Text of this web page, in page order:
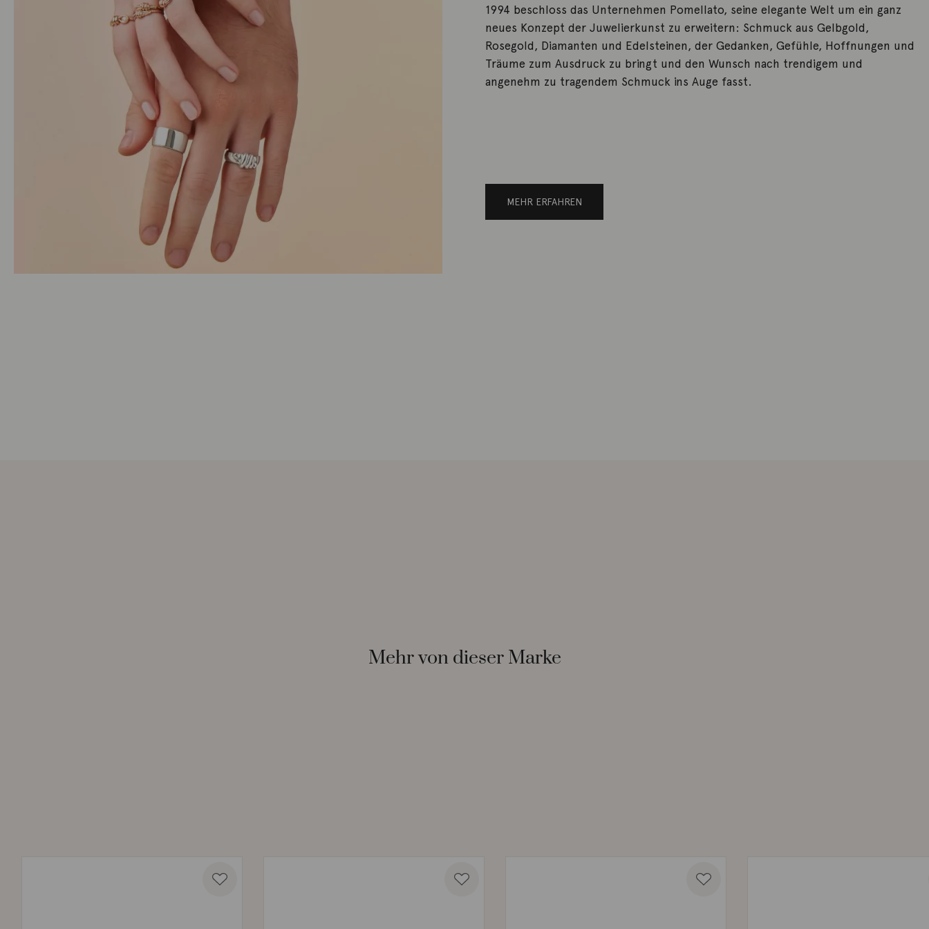
1994 beschloss das Unternehmen Pomellato, seine elegante Welt um ein ganz
neues Konzept der Juwelierkunst zu erweitern: Schmuck aus Gelbgold,
Rosegold, Diamanten und Edelsteinen, der Gedanken, Gefühle, Hoffnungen und
Träume zum Ausdruck zu bringt und den Wunsch nach trendigem und
angenehm zu tragendem Schmuck ins Auge fasst.
MEHR ERFAHREN
Mehr von dieser Marke